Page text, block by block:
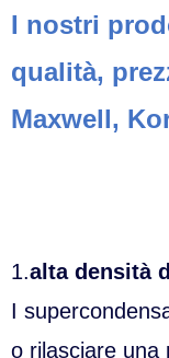
I nostri
qualità,
Maxwell,
1.alta densità
I
o rilasciare una